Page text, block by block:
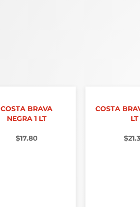
COSTA BRAVA
NEGRA 1 LT
$17.80
COSTA
LT
$